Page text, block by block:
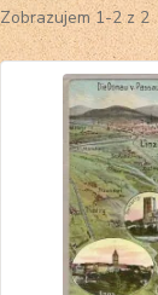
Zobrazujem 1-2 z 2